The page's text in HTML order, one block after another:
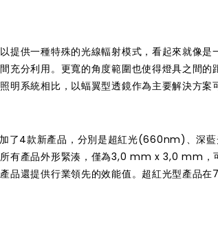
提供一種特殊的光線輻射模式，看起來就像
充分利用。更寬的角度範圍也使得燈具之間
明系統相比，以蝠翼型透鏡作為主要解決方案
了4款新產品，分別是超紅光(660nm)、深
有產品外形緊湊，僅為3,0 mm x 3,0 mm，
品還提供行業領先的效能值。超紅光型產品